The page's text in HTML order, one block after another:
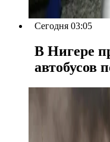
Сегодня 03:05
В Нигере
автобусов